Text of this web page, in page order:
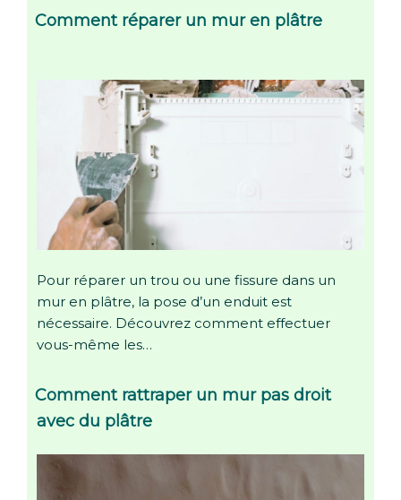
Comment réparer un mur en plâtre
Pour réparer un trou ou une fissure dans un
mur en plâtre, la pose d’un enduit est
nécessaire. Découvrez comment effectuer
vous-même les…
Comment rattraper un mur pas droit
avec du plâtre